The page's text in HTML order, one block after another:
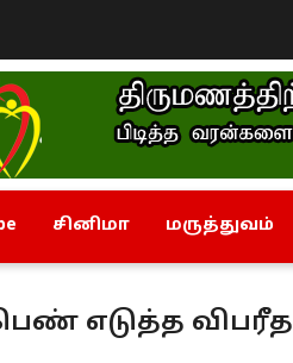
சினிமா மருத்துவம்
எடுத்த விபரீத